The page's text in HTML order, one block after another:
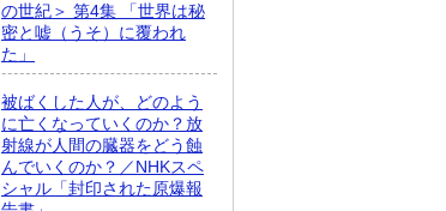
の世紀＞ 第4集 「世界は秘
密と嘘（うそ）に覆われ
た」
被ばくした人が、どのよう
に亡くなっていくのか？放
射線が人間の臓器をどう蝕
んでいくのか？／NHKスペ
シャル「封印された原爆報